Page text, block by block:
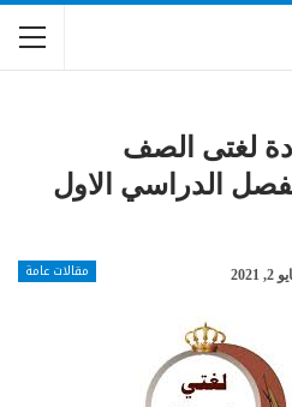
لغتى الصف
الدراسي الاول
مقالات عامة 2021